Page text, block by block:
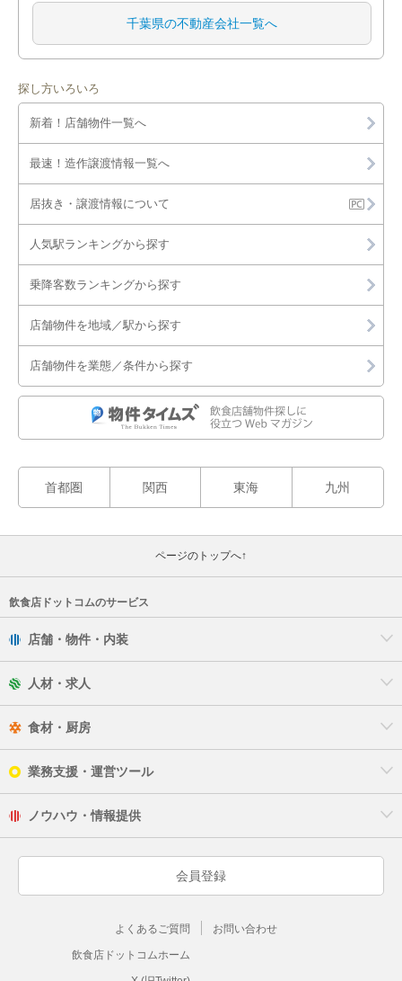
千葉県の不動産会社一覧へ
探し方いろいろ
新着！店舗物件一覧へ
最速！造作譲渡情報一覧へ
居抜き・譲渡情報について
人気駅ランキングから探す
乗降客数ランキングから探す
店舗物件を地域／駅から探す
店舗物件を業態／条件から探す
首都圏 関西 東海 九州
ページのトップへ↑
飲食店ドットコムのサービス
店舗・物件・内装
人材・求人
食材・厨房
業務支援・運営ツール
ノウハウ・情報提供
会員登録
よくあるご質問 お問い合わせ
飲食店ドットコムホーム